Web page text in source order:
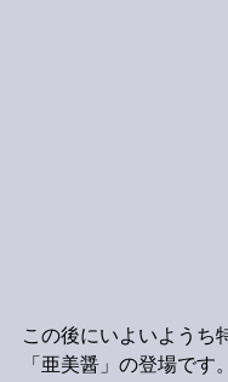
この後にいよいようち
「亜美醤」の登場です